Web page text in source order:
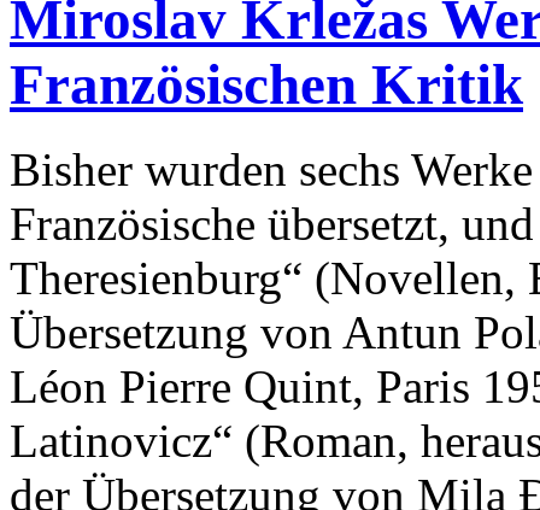
Miroslav Krležas
Französischen Kritik
Bisher wurden sechs
Französische übersetzt,
Theresienburg“
Übersetzung von Antun
Léon Pierre Quint, Paris
Latinovicz“ (Roman,
der Übersetzung von Mila